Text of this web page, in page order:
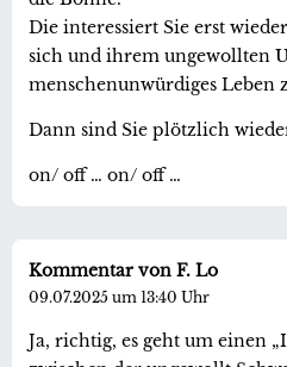
Die interessiert Sie erst
sich und ihrem ungewollten
menschenunwürdiges Leben
Dann sind Sie plötzlich
on/ off … on/ off …
Kommentar von F. Lo
09.07.2025 um 13:40 Uhr
Ja, richtig, es geht um einen